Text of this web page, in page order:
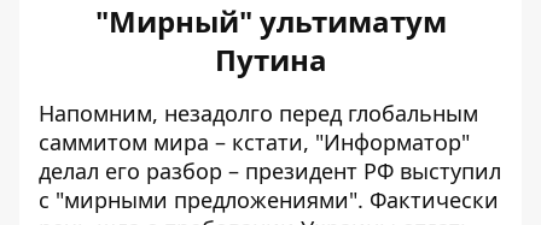
"Мирный" ультиматум
Путина
Напомним, незадолго перед глобальным
саммитом мира – кстати, "Информатор"
делал его разбор – президент РФ выступил
с "мирными предложениями". Фактически